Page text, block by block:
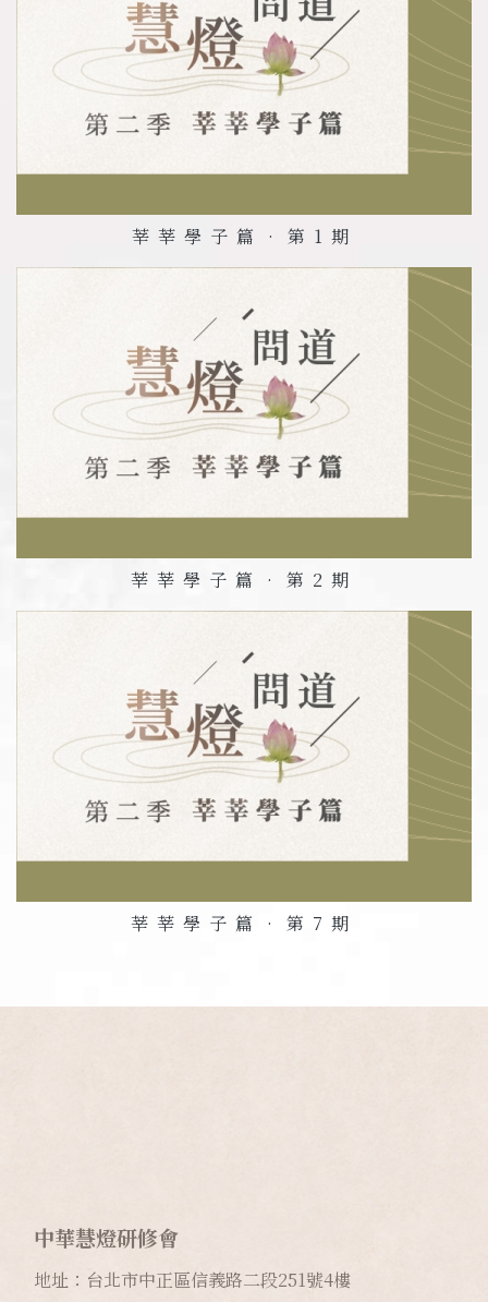
莘莘學子篇•第 1 期
莘莘學子篇•第 2 期
莘莘學子篇•第 7 期
中華慧燈研修會
地址：台北市中正區信義路二段251號4樓